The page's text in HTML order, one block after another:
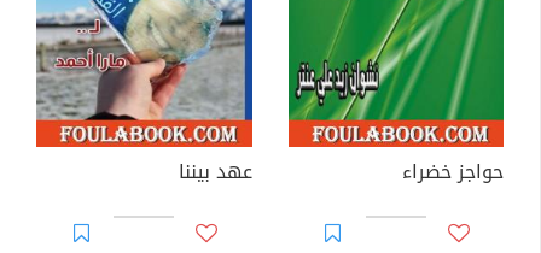
حواجز خضراء عهد بيننا